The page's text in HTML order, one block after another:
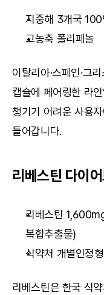
지중해 3개국
고농축 폴리페놀
이탈리아·스페인·그
캡슐에 페어링한 라
챙기기 어려운 사용
들어갑니다.
리베스틴 다이
리베스틴
복합추출물)
식약처 개별인정
리베스틴은 한국 식